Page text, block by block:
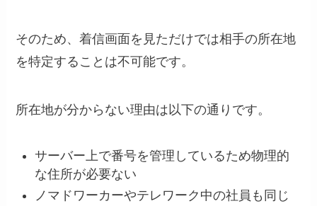
そのため、着信画面を見ただけでは相手の所在地
を特定することは不可能です。
所在地が分からない理由は以下の通りです。
サーバー上で番号を管理しているため物理的
な住所が必要ない
ノマドワーカーやテレワーク中の社員も同じ